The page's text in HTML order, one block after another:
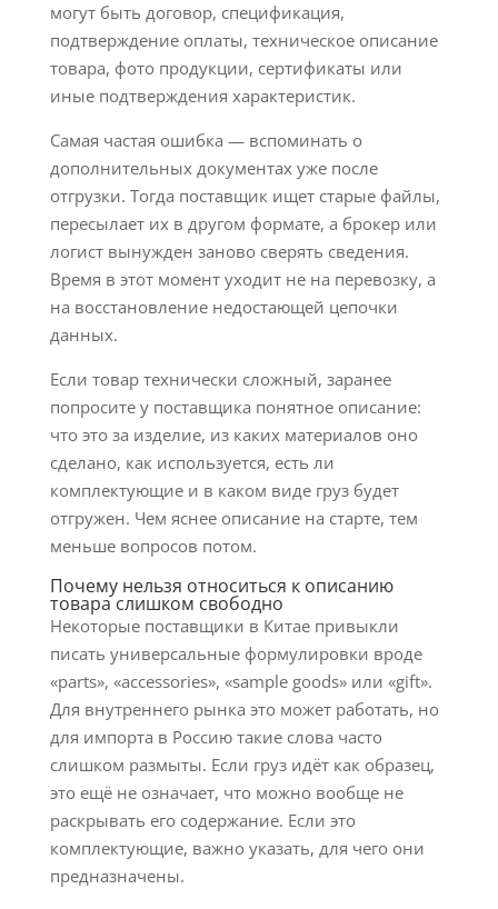
могут быть договор, спецификация,
подтверждение оплаты, техническое описание
товара, фото продукции, сертификаты или
иные подтверждения характеристик.
Самая частая ошибка — вспоминать о
дополнительных документах уже после
отгрузки. Тогда поставщик ищет старые файлы,
пересылает их в другом формате, а брокер или
логист вынужден заново сверять сведения.
Время в этот момент уходит не на перевозку, а
на восстановление недостающей цепочки
данных.
Если товар технически сложный, заранее
попросите у поставщика понятное описание:
что это за изделие, из каких материалов оно
сделано, как используется, есть ли
комплектующие и в каком виде груз будет
отгружен. Чем яснее описание на старте, тем
меньше вопросов потом.
Почему нельзя относиться к описанию
товара слишком свободно
Некоторые поставщики в Китае привыкли
писать универсальные формулировки вроде
«parts», «accessories», «sample goods» или «gift».
Для внутреннего рынка это может работать, но
для импорта в Россию такие слова часто
слишком размыты. Если груз идёт как образец,
это ещё не означает, что можно вообще не
раскрывать его содержание. Если это
комплектующие, важно указать, для чего они
предназначены.